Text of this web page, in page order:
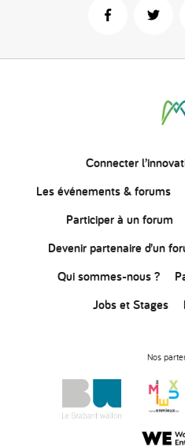
Connecter
Les événements & forums
Participer à un forum
Devenir partenaire d’un
Qui sommes-nous ?
Jobs et Stages
Nos